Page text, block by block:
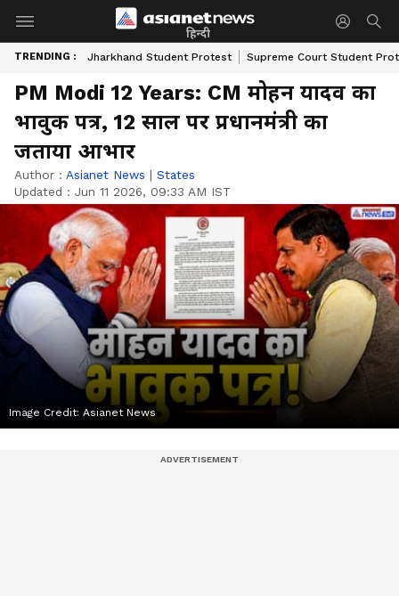
हिन्दी
TRENDING : Jharkhand Student Protest Supreme Court Student
PM Modi 12 Years: CM मोहन यादव का
भावुक पत्र, 12 साल पर प्रधानमंत्री का
जताया आभार
Author : Asianet News | States
Updated : Jun 11 2026, 09:33 AM IST
Image Credit: Asianet News